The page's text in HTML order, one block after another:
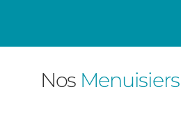
Nos
PORTAILS ET PORTILLONS